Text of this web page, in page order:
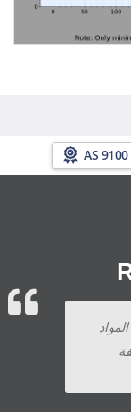
AS 9100